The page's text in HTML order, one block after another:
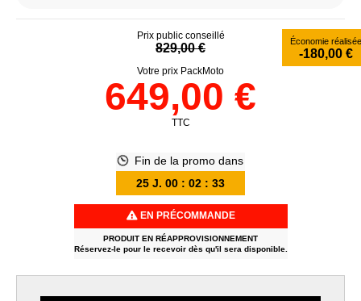
Prix public conseillé
829,00 € Économie réalisée
-180,00 €
Votre prix PackMoto
649,00 €
TTC
Fin de la promo dans
25 J. 00 : 02 : 32
EN PRÉCOMMANDE
PRODUIT EN RÉAPPROVISIONNEMENT
Réservez-le pour le recevoir dès qu'il sera disponible.